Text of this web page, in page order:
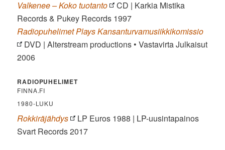
Valkenee – Koko tuotanto
CD | Karkia Mistika
Records & Pukey Records 1997
Radiopuhelimet Plays Kansanturvamusiikkikomissio
DVD | Alterstream productions • Vastavirta Julkaisut
2006
RADIOPUHELIMET
FINNA.FI
1980-LUKU
Rokkiräjähdys
LP Euros 1988 | LP-uusintapainos
Svart Records 2017